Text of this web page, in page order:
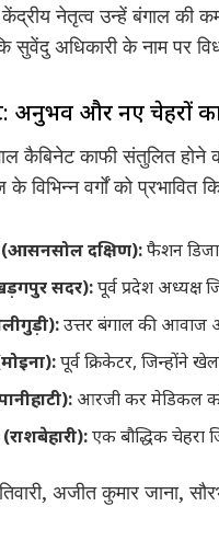
नेतृत्व उन्हें बंगाल की
सुवेंदु अधिकारी के नाम पर
अनुभव और नए चेहरों का
कैबिनेट काफी संतुलित
के विभिन्न वर्गों को
(आसनसोल दक्षिण):फैशन
सदर):पूर्व प्रदेश
उत्तर बंगाल की आवाज
पूर्व क्रिकेटर, जिन्होंने
आरजी कर मेडिकल
एक बौद्धिक चेहरा
अजीत कुमार जाना,